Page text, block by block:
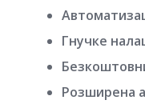
Гнучке
Розширена